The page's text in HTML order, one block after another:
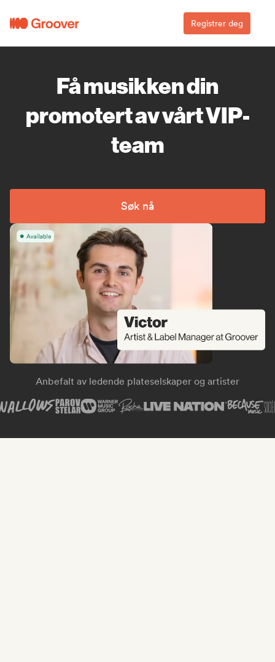
Registrer deg
Få musikken din
promotert av vårt VIP-
team
Søk nå
Anbefalt av ledende plateselskaper og artister